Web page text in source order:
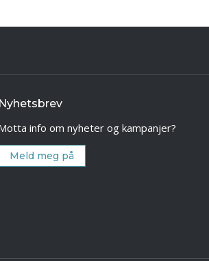
Nyhetsbrev
info om nyheter og kampanjer?
Meld meg på